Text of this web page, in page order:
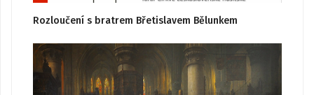
Rozloučení s bratrem Břetislavem Bělunkem